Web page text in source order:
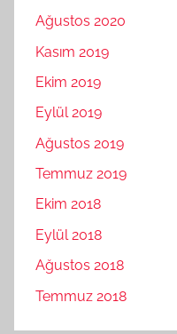
Ağustos 2020
Kasım 2019
Ekim 2019
Eylül 2019
Ağustos 2019
Temmuz 2019
Ekim 2018
Eylül 2018
Ağustos 2018
Temmuz 2018